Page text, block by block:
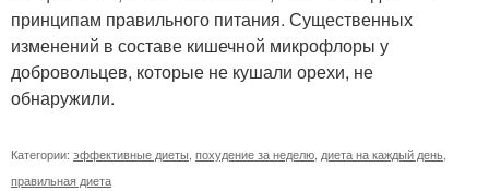
принципам правильного питания. Существенных
изменений в составе кишечной микрофлоры у
добровольцев, которые не кушали орехи, не
обнаружили.
Категории: эффективные диеты похудение за неделю диета на каждый день
правильная диета